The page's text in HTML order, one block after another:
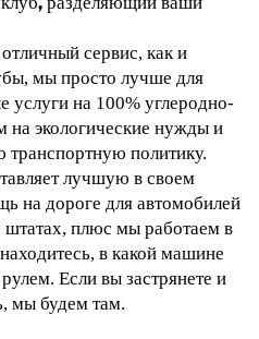
сервис, как и
мы просто лучше для
на 100% углеродно-
на экологические нужды и
транспортную политику.
лучшую в своем
на дороге для автомобилей
штатах, плюс мы работаем в
в какой машине
Если вы застрянете и
мы будем там.